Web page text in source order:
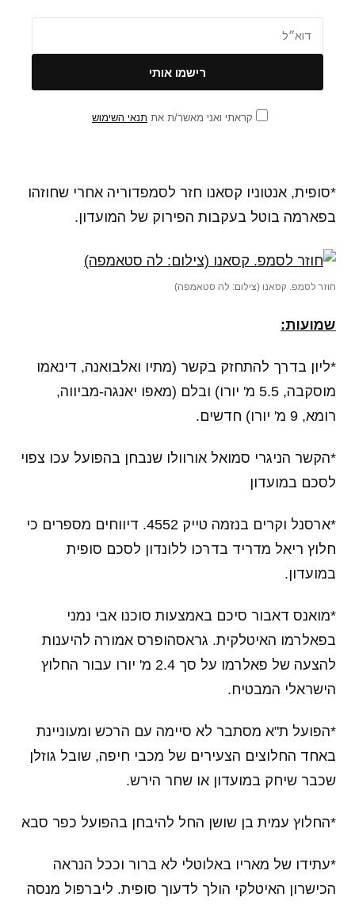
קראתי ואני מאשר/ת את תנאי השימוש
*סופית, אנטוניו קסאנו חזר לסמפדוריה אחרי שחוזהו
בפארמה בוטל בעקבות הפירוק של המועדון.
חוזר לסמפ. קסאנו (צילום: לה סטאמפה)
שמועות:
*ליון בדרך להתחזק בקשר (מתיו ואלבואנה, דינאמו
מוסקבה, 5.5 מ' יורו) ובלם (מאפו יאנגה-מביווה,
רומא, 9 מ' יורו) חדשים.
*הקשר הניגרי סמואל אורוולו שנבחן בהפועל עכו צפוי
לסכם במועדון
*ארסנל וקרים בנזמה טייק 4552. דיווחים מספרים כי
חלוץ ריאל מדריד בדרכו ללונדון לסכם סופית
במועדון.
*מואנס דאבור סיכם באמצעות סוכנו אבי נמני
בפאלרמו האיטלקית. גראסהופרס אמורה להיענות
להצעה של פאלרמו על סך 2.4 מ' יורו עבור החלוץ
הישראלי המבטיח.
*הפועל ת"א מסתבר לא סיימה עם הרכש ומעוניינת
באחד החלוצים הצעירים של מכבי חיפה, שובל גוזלן
שכבר שיחק במועדון או שחר הירש.
*החלוץ עמית בן שושן החל להיבחן בהפועל כפר סבא
*עתידו של מאריו באלוטלי לא ברור וככל הנראה
הכישרון האיטלקי הולך לדעוך סופית. ליברפול מנסה